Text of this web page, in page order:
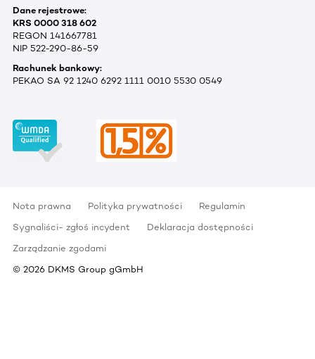
Dane rejestrowe:
KRS 0000 318 602
REGON 141667781
NIP 522-290-86-59
Rachunek bankowy:
PEKAO SA 92 1240 6292 1111 0010 5530 0549
Nota prawna Polityka prywatności
Regulamin
Sygnaliści- zgłoś incydent
Deklaracja dostępności
Zarządzanie zgodami
© 2026 DKMS Group gGmbH